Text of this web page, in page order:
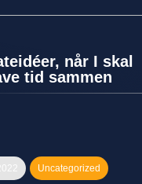
når I skal
tid sammen
Uncategorized